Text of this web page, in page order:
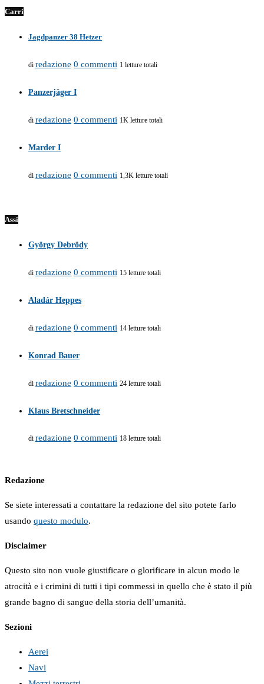
Carri
Jagdpanzer 38 Hetzer
di redazione 0 commenti 1 letture totali
Panzerjäger I
di redazione 0 commenti 1K letture totali
Marder I
di redazione 0 commenti 1,3K letture totali
Assi
György Debrödy
di redazione 0 commenti 15 letture totali
Aladár Heppes
di redazione 0 commenti 14 letture totali
Konrad Bauer
di redazione 0 commenti 24 letture totali
Klaus Bretschneider
di redazione 0 commenti 18 letture totali
Redazione
Se siete interessati a contattare la redazione del sito potete farlo
usando questo modulo.
Disclaimer
Questo sito non vuole giustificare o glorificare in alcun modo le
atrocità e i crimini di tutti i tipi commessi in quello che è stato il più
grande bagno di sangue della storia dell’umanità.
Sezioni
Aerei
Navi